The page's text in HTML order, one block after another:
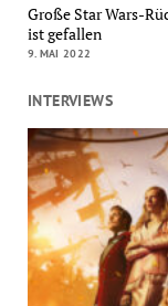
Große Star Wars-
ist gefallen
9. MAI 2022
INTERVIEWS